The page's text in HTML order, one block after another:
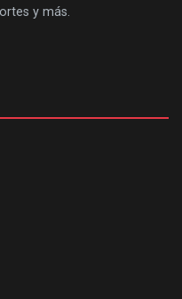
y más.